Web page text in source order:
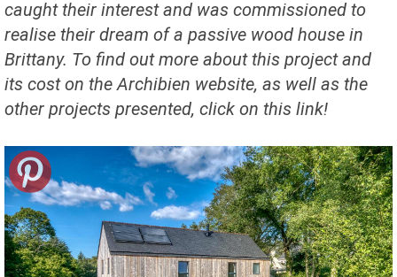
caught their interest and was commissioned to
realise their dream of a passive wood house in
Brittany. To find out more about this project and
its cost on the Archibien website, as well as the
other projects presented, click on this link!